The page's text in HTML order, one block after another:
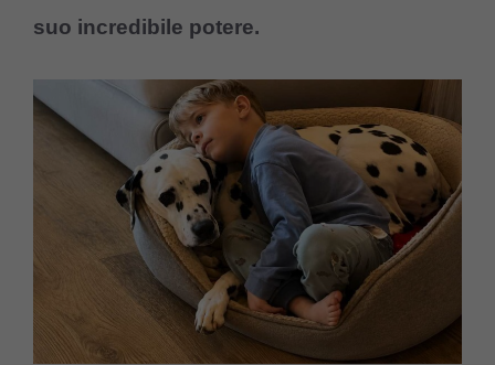
suo incredibile potere.